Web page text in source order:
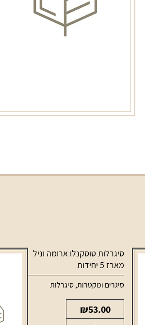
סיגרלות טוסקנלו ארומה וניל
מארז 5 יחידות
סיגרים ומקטרות,סיגרלות
₪53.00